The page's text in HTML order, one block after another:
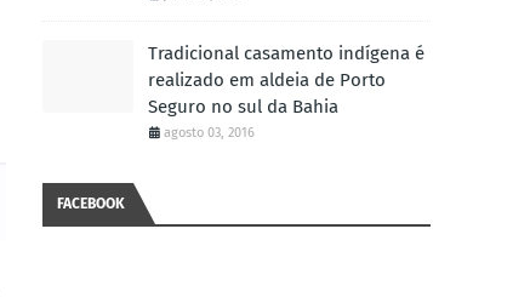
Tradicional casamento indígena é
realizado em aldeia de Porto
Seguro no sul da Bahia
agosto 03, 2016
FACEBOOK